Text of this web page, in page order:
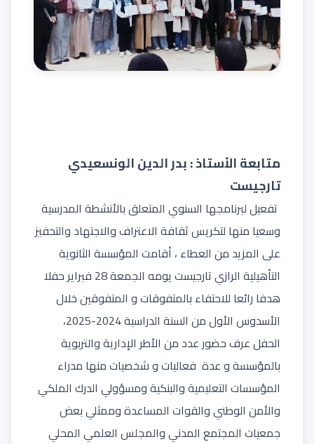
متابعة الأستاذ : بدر الدين الونسعيدي
تارجيست
تفعيل لبرنامجها السنوي المتعلق بالأنشطة المدرسية
وسعيا منها لتكريس ثقافة الاعتراف والاجتهاد والتحفيز
على المزيد من العطاء ، أقامت المؤسسة الثانوية
التأهيلية الرازي تارجيست يومه الجمعة 28 فبراير حفلا
هدفا رائعا للاحتفاء بالمتفوقات و المتفوقين خلال
الأسدوس الأول من السنة الدراسية 2024-2025،
الحفل عرف حضور عدد من الأطر الإدارية والتربوية
بالمؤسسة و عدة فعاليات و شخصيات منها مدراء
المؤسسات التعليمية والبنكية ومسؤولي الدرك الملكي
والأمن الوطني والقوات المساعدة وممثلي بعض
جمعيات المجتمع المدني والمجلس العلمي المحلي